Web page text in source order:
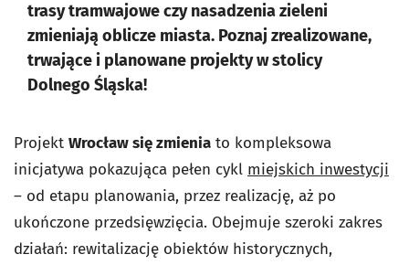
trasy tramwajowe czy nasadzenia zieleni
zmieniają oblicze miasta. Poznaj zrealizowane,
trwające i planowane projekty w stolicy
Dolnego Śląska!
Projekt Wrocław się zmienia to kompleksowa
inicjatywa pokazująca pełen cykl miejskich inwestycji
– od etapu planowania, przez realizację, aż po
ukończone przedsięwzięcia. Obejmuje szeroki zakres
działań: rewitalizację obiektów historycznych,